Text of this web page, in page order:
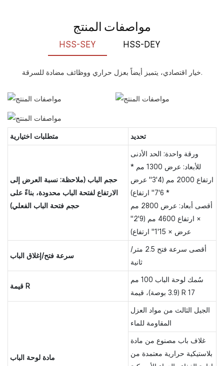
مواصفات المنتج
HSS-SEY HSS-DEY
خيار اقتصادي، يتميز أيضاً بعزل حراري ووظائف مضادة للسرقة.
متطلبات اختيارية تحديد
حجم الباب (ملاحظة: نسبة العرض إلى
الارتفاع لفتحة الباب محدودة، بناءً على
حجم فتحة الباب الفعلي)
ورقة واحدة: الحد الأدنى
للأبعاد: عرض 1300 مم *
ارتفاع 2000 مم (4'3" عرض
* 6'7" ارتفاع)
أقصى أبعاد: عرض 2800 مم
× ارتفاع 4600 مم (9'2"
عرض × 15'1" ارتفاع)
سرعة فتح/إغلاق الباب
أقصى سرعة فتح 2.5 متر/
ثانية
قيمة R
سُمك لوحة الباب 100 مم
(3.9 بوصة)، قيمة R 17
مادة لوحة الباب
الجيل الثالث من مواد العزل
المقاومة للماء
غلاف باب مصنوع من مادة
بلاستيكية حرارية معتمدة من